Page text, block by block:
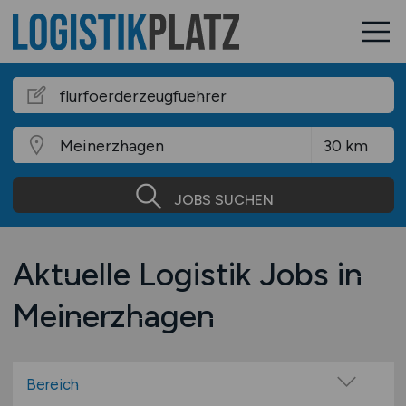
JOBS SUCHEN
Aktuelle Logistik Jobs in
Meinerzhagen
Bereich